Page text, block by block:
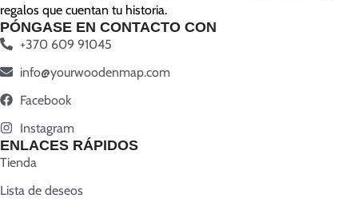
regalos que cuentan tu historia.
PÓNGASE EN CONTACTO CON
+370 609 91045
info@yourwoodenmap.com
Facebook
Instagram
ENLACES RÁPIDOS
Tienda
Lista de deseos